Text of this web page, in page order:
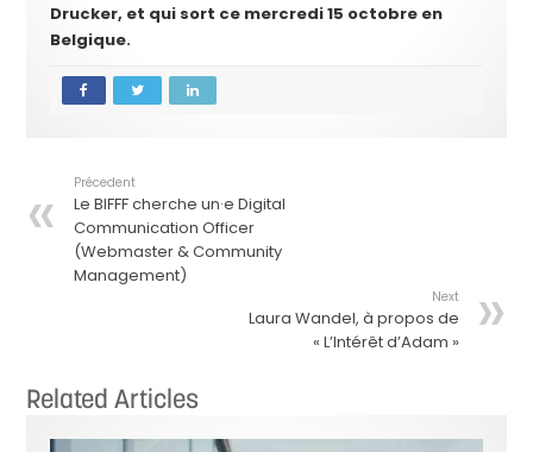
Drucker, et qui sort ce mercredi 15 octobre en
Belgique.
Précedent
Le BIFFF cherche un·e Digital
Communication Officer
(Webmaster & Community
Management)
Next
Laura Wandel, à propos de
« L’Intérêt d’Adam »
Related Articles